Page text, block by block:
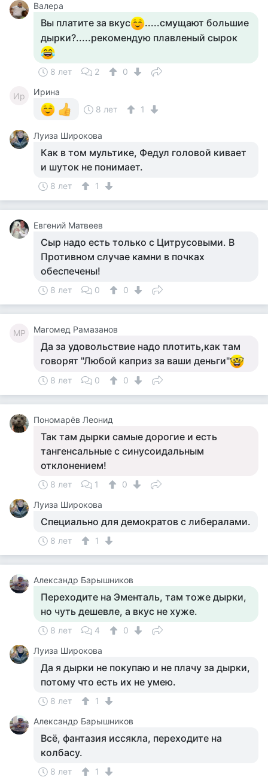
Валера
Вы платите за вкус
.....смущают большие
дырки?.....рекомендую плавленый сырок
8 лет 2 0
Ир
Ирина
8 лет
1
Луиза Широкова
Как в том мультике, Федул головой кивает
и шуток не понимает.
8 лет 1
Евгений Матвеев
Сыр надо есть только с Цитрусовыми. В
Противном случае камни в почках
обеспечены!
8 лет 0 0
МР Магомед Рамазанов
Да за удовольствие надо плотить,как там
говорят "Любой каприз за ваши деньги"
8 лет 0 0
Пономарёв Леонид
Так там дырки самые дорогие и есть
тангенсальные с синусоидальным
отклонением!
8 лет 1
0
Луиза Широкова
Специально для демократов с либералами.
8 лет 1
Александр Барышников
Переходите на Эменталь, там тоже дырки,
но чуть дешевле, а вкус не хуже.
8 лет 4
0
Луиза Широкова
Да я дырки не покупаю и не плачу за дырки,
потому что есть их не умею.
8 лет
1
Александр Барышников
Всё, фантазия иссякла, переходите на
колбасу.
8 лет
1